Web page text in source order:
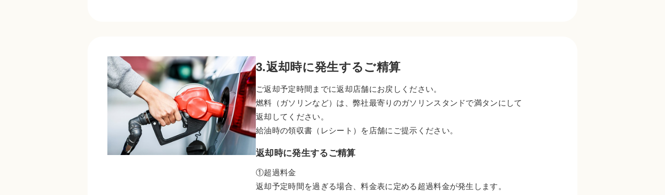
3.返却時に発生するご精算
ご返却予定時間までに返却店舗にお戻しください。
燃料（ガソリンなど）は、弊社最寄りのガソリンスタンドで満タンにして
返却してください。
給油時の領収書（レシート）を店舗にご提示ください。
返却時に発生するご精算
①超過料金
返却予定時間を過ぎる場合、料金表に定める超過料金が発生します。